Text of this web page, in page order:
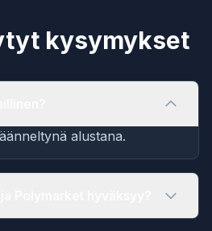
kysymykset
alustana.